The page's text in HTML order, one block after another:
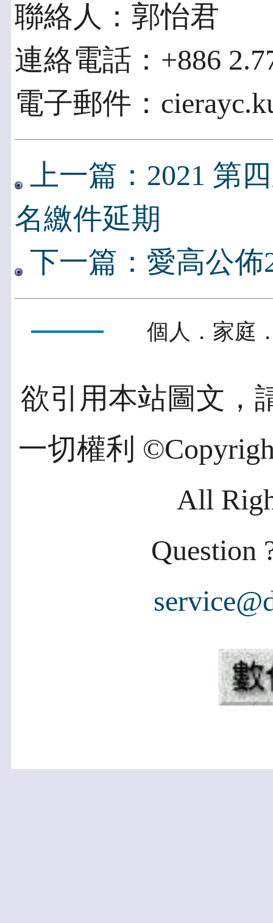
聯絡人：郭怡君
連絡電話：+886
電子郵件：
上一篇：2021 第
名繳件延期
下一篇：愛高公佈
個人．家庭
欲引用本站圖文，
一切權利
All
Question